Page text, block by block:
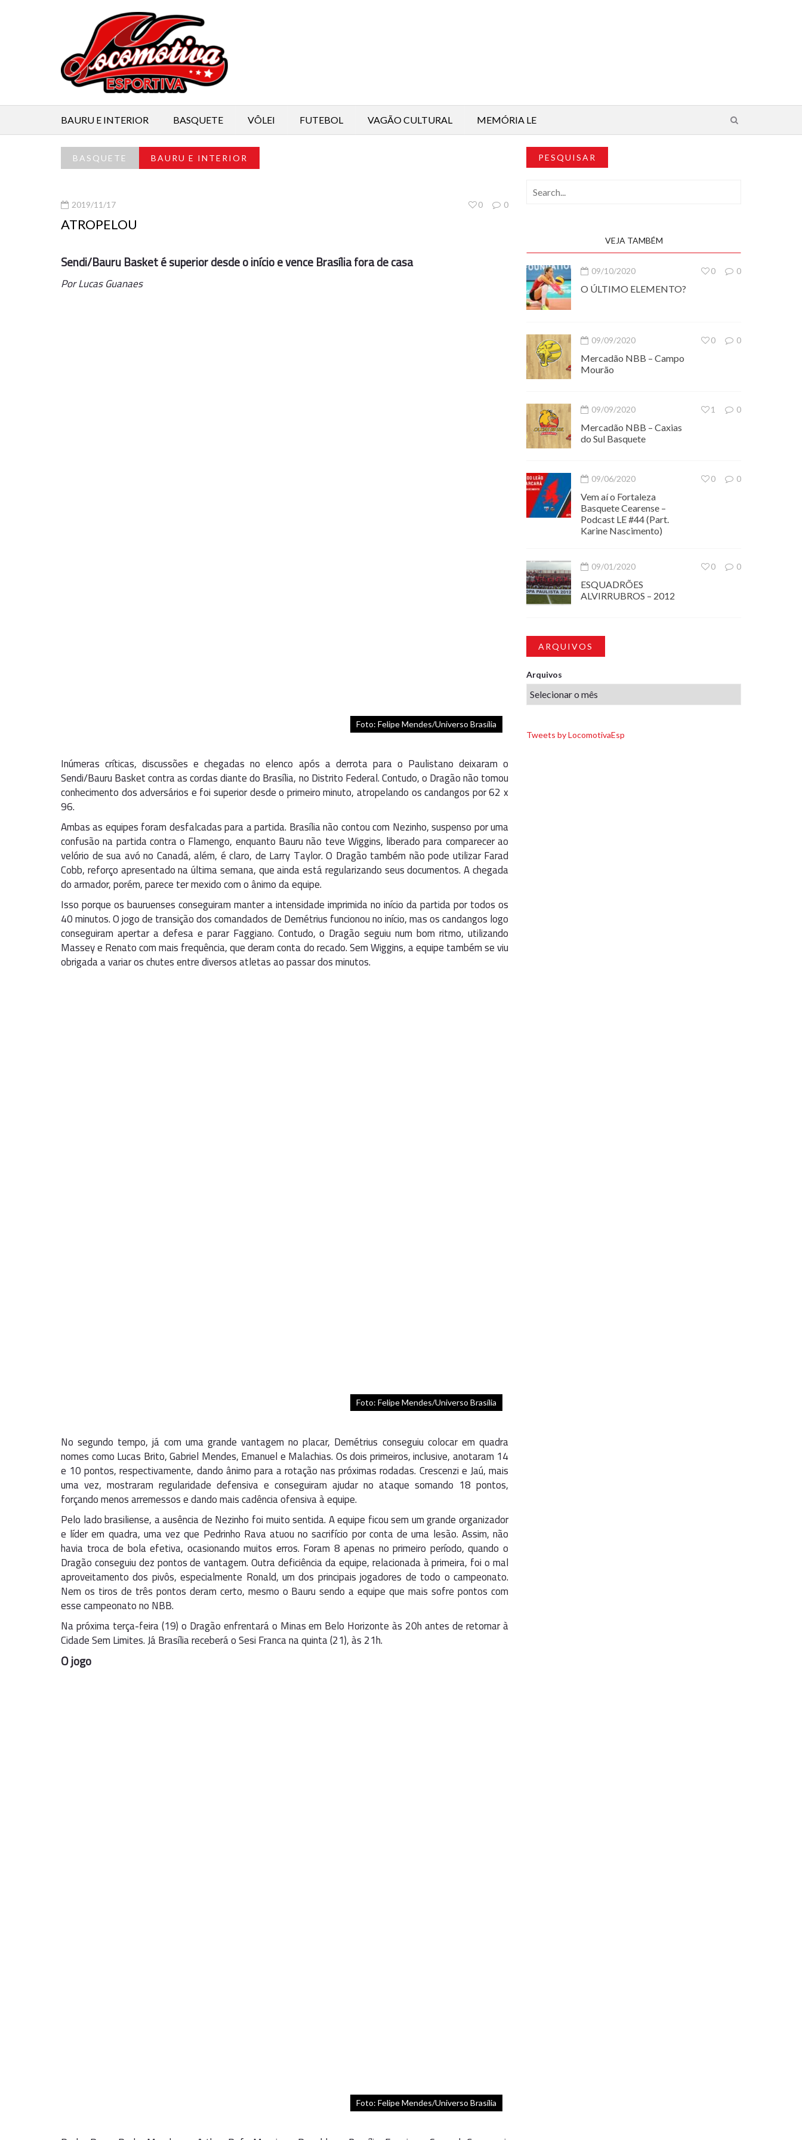
BAURU E INTERIOR BASQUETE VÔLEI FUTEBOL VAGÃO CULTURAL MEMÓRIA LE
BASQUETE BAURU E INTERIOR
2019/11/17 0
0
ATROPELOU
Sendi/Bauru Basket é superior desde o início e vence Brasília fora de casa
Por Lucas Guanaes
Foto: Felipe Mendes/Universo Brasília
Inúmeras críticas, discussões e chegadas no elenco após a derrota para o Paulistano deixaram o
Sendi/Bauru Basket contra as cordas diante do Brasília, no Distrito Federal. Contudo, o Dragão não tomou
conhecimento dos adversários e foi superior desde o primeiro minuto, atropelando os candangos por 62 x
96.
Ambas as equipes foram desfalcadas para a partida. Brasília não contou com Nezinho, suspenso por uma
confusão na partida contra o Flamengo, enquanto Bauru não teve Wiggins, liberado para comparecer ao
velório de sua avó no Canadá, além, é claro, de Larry Taylor. O Dragão também não pode utilizar Farad
Cobb, reforço apresentado na última semana, que ainda está regularizando seus documentos. A chegada
do armador, porém, parece ter mexido com o ânimo da equipe.
Isso porque os bauruenses conseguiram manter a intensidade imprimida no início da partida por todos os
40 minutos. O jogo de transição dos comandados de Demétrius funcionou no início, mas os candangos logo
conseguiram apertar a defesa e parar Faggiano. Contudo, o Dragão seguiu num bom ritmo, utilizando
Massey e Renato com mais frequência, que deram conta do recado. Sem Wiggins, a equipe também se viu
obrigada a variar os chutes entre diversos atletas ao passar dos minutos.
Foto: Felipe Mendes/Universo Brasília
No segundo tempo, já com uma grande vantagem no placar, Demétrius conseguiu colocar em quadra
nomes como Lucas Brito, Gabriel Mendes, Emanuel e Malachias. Os dois primeiros, inclusive, anotaram 14
e 10 pontos, respectivamente, dando ânimo para a rotação nas próximas rodadas. Crescenzi e Jaú, mais
uma vez, mostraram regularidade defensiva e conseguiram ajudar no ataque somando 18 pontos,
forçando menos arremessos e dando mais cadência ofensiva à equipe.
Pelo lado brasiliense, a ausência de Nezinho foi muito sentida. A equipe ficou sem um grande organizador
e líder em quadra, uma vez que Pedrinho Rava atuou no sacrifício por conta de uma lesão. Assim, não
havia troca de bola efetiva, ocasionando muitos erros. Foram 8 apenas no primeiro período, quando o
Dragão conseguiu dez pontos de vantagem. Outra deficiência da equipe, relacionada à primeira, foi o mal
aproveitamento dos pivôs, especialmente Ronald, um dos principais jogadores de todo o campeonato.
Nem os tiros de três pontos deram certo, mesmo o Bauru sendo a equipe que mais sofre pontos com
esse campeonato no NBB.
Na próxima terça-feira (19) o Dragão enfrentará o Minas em Belo Horizonte às 20h antes de retornar à
Cidade Sem Limites. Já Brasília receberá o Sesi Franca na quinta (21), às 21h.
O jogo
Foto: Felipe Mendes/Universo Brasília
PESQUISAR
VEJA TAMBÉM
09/10/2020 0
0
O ÚLTIMO ELEMENTO?
09/09/2020 0
0
Mercadão NBB – Campo
Mourão
09/09/2020 0
1
Mercadão NBB – Caxias
do Sul Basquete
09/06/2020 0
0
Vem aí o Fortaleza
Basquete Cearense –
Podcast LE #44 (Part.
Karine Nascimento)
09/01/2020 0
0
ESQUADRÕES
ALVIRRUBROS – 2012
ARQUIVOS
Arquivos
Tweets by LocomotivaEsp